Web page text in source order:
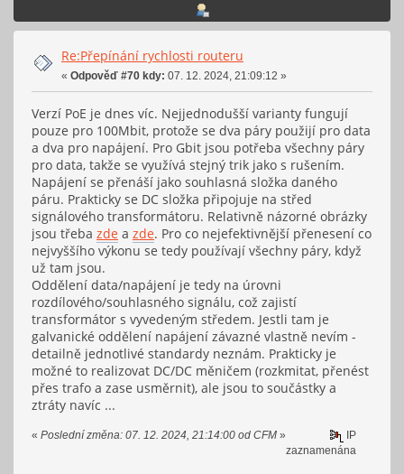
Re:Přepínání rychlosti routeru
« Odpověď #70 kdy: 07. 12. 2024, 21:09:12 »
Verzí PoE je dnes víc. Nejjednodušší varianty fungují
pouze pro 100Mbit, protože se dva páry použijí pro data
a dva pro napájení. Pro Gbit jsou potřeba všechny páry
pro data, takže se využívá stejný trik jako s rušením.
Napájení se přenáší jako souhlasná složka daného
páru. Prakticky se DC složka připojuje na střed
signálového transformátoru. Relativně názorné obrázky
jsou třeba zde a zde. Pro co nejefektivnější přenesení co
nejvyššího výkonu se tedy používají všechny páry, když
už tam jsou.
Oddělení data/napájení je tedy na úrovni
rozdílového/souhlasného signálu, což zajistí
transformátor s vyvedeným středem. Jestli tam je
galvanické oddělení napájení závazné vlastně nevím -
detailně jednotlivé standardy neznám. Prakticky je
možné to realizovat DC/DC měničem (rozkmitat, přenést
přes trafo a zase usměrnit), ale jsou to součástky a
ztráty navíc ...
« Poslední změna: 07. 12. 2024, 21:14:00 od CFM »
IP
zaznamenána